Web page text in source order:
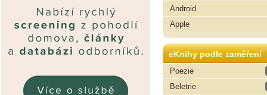
Android
Apple
eKnihy podle zaměření
Poezie
Beletrie